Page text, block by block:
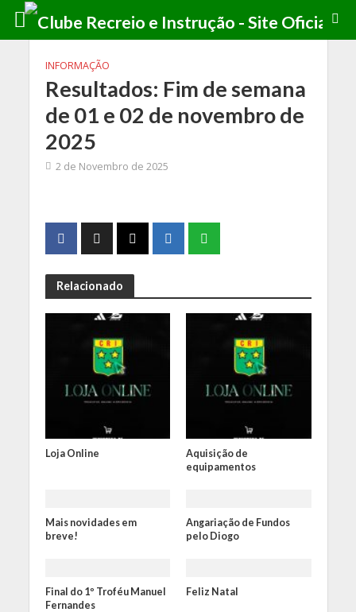
INFORMAÇÃO
Resultados: Fim de semana
de 01 e 02 de novembro de
2025
2 de Novembro de 2025
Relacionado
Loja Online
Aquisição de
equipamentos
Mais novidades em
breve!
Angariação de Fundos
pelo Diogo
Final do 1º Troféu Manuel
Fernandes
Feliz Natal